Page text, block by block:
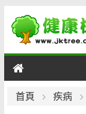
男性
首頁 疾病